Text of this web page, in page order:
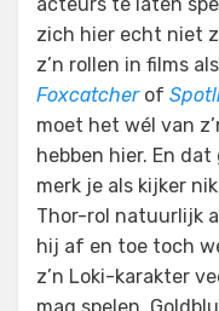
acteurs te laten
zich hier echt niet
z’n rollen in films als
Foxcatcherof
moet het wél van
hebben hier. En
merk je als kijker
Thor-rol natuurlijk
hij af en toe toch
z’n Loki-karakter